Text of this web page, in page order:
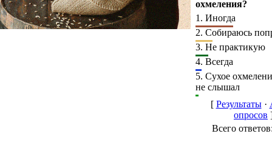
охмеления?
1. Иногда
2. Собираюсь
3. Не практикую
4. Всегда
5. Сухое
не слышал
[ Результаты·
опросов
Всего